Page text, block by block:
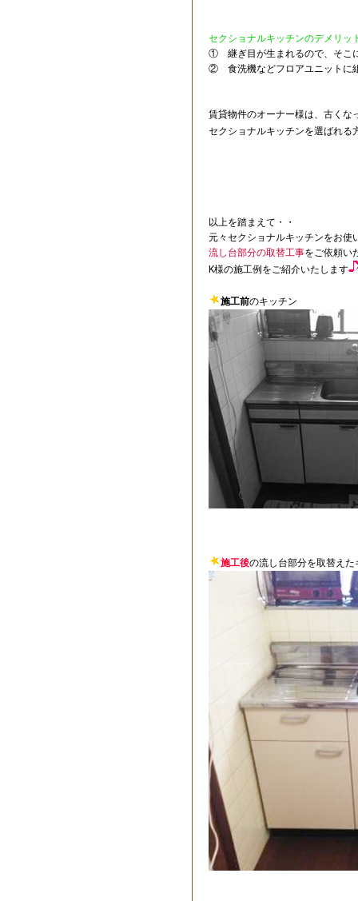
セクショナルキッチンのデメリッ
① 継ぎ目が生まれるので、そこ
② 食洗機などフロアユニットに
賃貸物件のオーナー様は、古くな
セクショナルキッチンを選ばれる
以上を踏まえて・・
元々セクショナルキッチンをお使
流し台部分の取替工事をご依頼い
K様の施工例をご紹介いたします
施工前のキッチン
施工後の流し台部分を取替えた